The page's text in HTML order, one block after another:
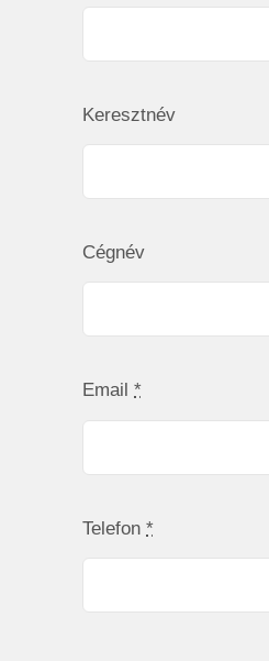
Keresztnév
Cégnév
Email*
Telefon*